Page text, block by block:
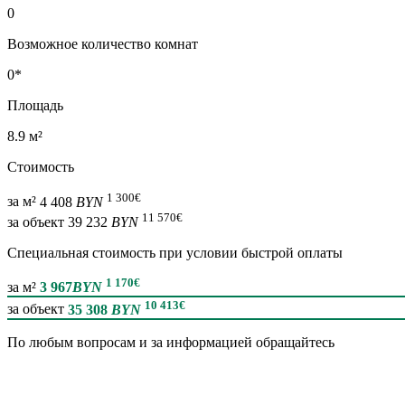
0
Возможное количество комнат
0*
Площадь
8.9 м²
Стоимость
за м² 4 408 BYN 1 300€
за объект 39 232 BYN 11 570€
Специальная cтоимость при условии быстрой оплаты
за м² 3 967BYN 1 170€
за объект 35 308 BYN 10 413€
По любым вопросам и за информацией обращайтесь